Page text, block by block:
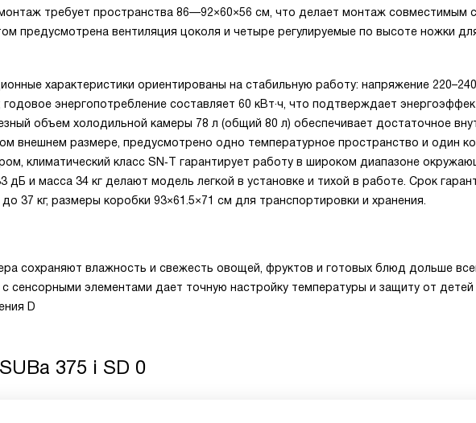
требует пространства 86—92×60×56 см, что делает монтаж совместимым
предусмотрена вентиляция цоколя и четыре регулируемые по высоте ножки
характеристики ориентированы на стабильную работу: напряжение
энергопотребление составляет 60 кВт·ч, что подтверждает
объем холодильной камеры 78 л (общий 80 л) обеспечивает достаточное
внешнем размере, предусмотрено одно температурное пространство и один
климатический класс SN‑T гарантирует работу в широком диапазоне
дБ и масса 34 кг делают модель легкой в установке и тихой в работе. Срок
37 кг, размеры коробки 93×61.5×71 см для транспортировки и хранения.
сохраняют влажность и свежесть овощей, фруктов и готовых блюд дольше
сенсорными элементами дает точную настройку температуры и защиту от детей
D
SUBa 375 i SD 0